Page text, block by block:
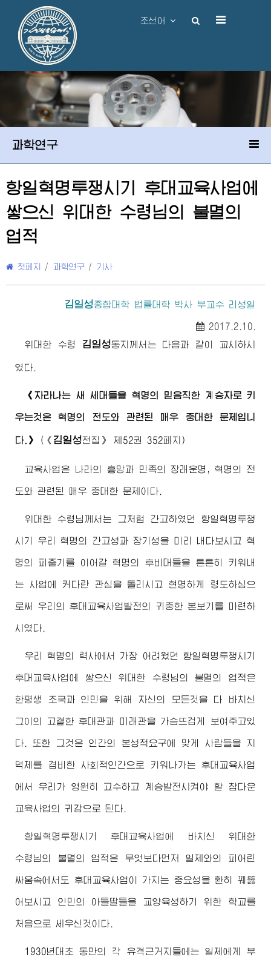
조선어
과학연구
항일혁명투쟁시기 후대교육사업에
쌓으신 위대한 수령님의 불멸의
업적
첫페지 / 과학연구 / 기사
김일성종합대학 법률대학 박사 부교수 리성일
2017.2.10.
위대한
수령 김일성동지 께서는 다음과 같이 교시하시
였다.
《자라나는 새 세대들을 혁명의 믿음직한 계승자로 키
우는것은 혁명의 전도와 관련된 매우 중대한 문제입니
다.》 ( 《 김일성전집》 제52권 352페지)
교육사업은 나라의 흥망과 민족의 장래운명, 혁명의 전
도와 관련된 매우 중대한 문제이다.
위대한 수령님 께서는 그처럼 간고하였던 항일혁명투쟁
시기 우리 혁명의 간고성과 장기성을 미리 내다보시고 혁
명의 피줄기를 이어갈 혁명의 후비대들을 튼튼히 키워내
는 사업에 커다란 관심을 돌리시고 현명하게 령도하심으
로써 우리의 후대교육사업발전의 귀중한 본보기를 마련하
시였다.
우리 혁명의 력사에서 가장 어려웠던 항일혁명투쟁시기
후대교육사업에 쌓으신위대한 수령님 의 불멸의 업적은
한평생 조국과 인민을 위해 자신의 모든것을 다 바치신
그이의 고결한 후대관과 미래관을 가슴뜨겁게 보여주고있
다. 또한 그것은 인간의 본성적요구에 맞게 사람들을 지
덕체를 겸비한 사회적인간으로 키워나가는 후대교육사업
에서 우리가 영원히 고수하고 계승발전시켜야 할 참다운
교육사업의 귀감으로 된다.
항일혁명투쟁시기 후대교육사업에 바치신 위대한
수령님 의 불멸의 업적은 무엇보다먼저 일제와의 피어린
싸움속에서도 후대교육사업이 가지는 중요성을 환히 꿰뚫
어보시고 인민의 아들딸들을 교양육성하기 위한 학교를
처음으로 세우신것이다.
1930년대초 동만의 각 유격근거지들에는 일제에게 부